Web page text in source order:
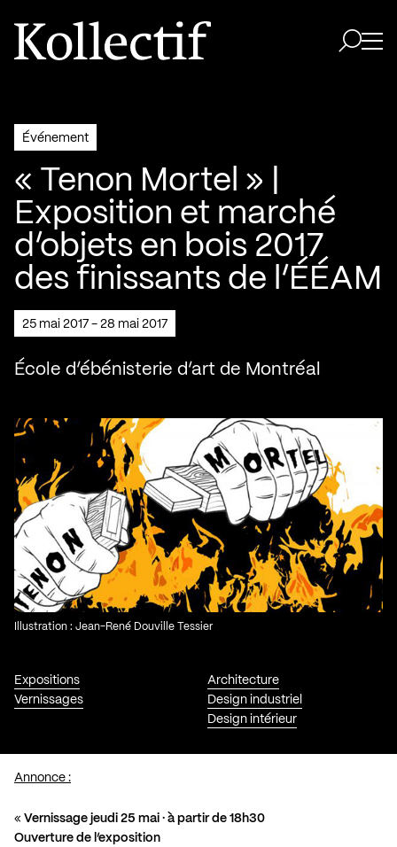
Aller à la page d'accueil
Logo Kollectif
Événement
« Tenon Mortel » |
Exposition et marché
d’objets en bois 2017
des finissants de l’ÉÉAM
25 mai 2017 - 28 mai 2017
École d’ébénisterie d’art de Montréal
Expositions
Vernissages
Architecture
Design industriel
Design intérieur
Illustration : Jean-René Douville Tessier
Annonce :
« Vernissage jeudi 25 mai · à partir de 18h30
Ouverture de l’exposition